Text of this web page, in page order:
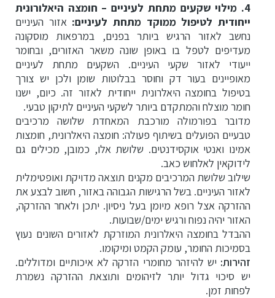
4. מילוי שקעים מתחת לעיניים – חומצה היאלורונית
ייחודית לטיפול ממוקד מתחת לעיניים: אזור העיניים
נחשב לאזור הרגיש ביותר בפנים, במרפאות מוסקונה
מעדיפים לטפל בו באופן שונה משאר האזורים, ובחומר
ייעודי לאזור שקעי העיניים. השקעים מתחת לעיניים
מאופיינים בעור דק וחוסר בבלוטות שומן ולכן יש צורך
בטיפול בחומצה היאלרונית ייחודית לאזור זה. כיום, ישנו
חומר מוצלח והמתקדם ביותר לשקעי העיניים לתיקון טבעי.
מדובר בפורמולה מורכבת המאחדת שלושה מרכיבים
טבעיים הפועלים בשיתוף פעולה: חומצה היאלרונית, חומצות
אמינו ואנטי אוקסידנטים. שלושת אלו, כמובן, מכילים גם
לידוקאין לאלחוש כאב.
שילוב שלושת המרכיבים מקנים תוצאה מדויקת ואופטימלית
לאזור העיניים. בשל הרגישות הגבוהה באזור, חשוב לבצע את
ההזרקה אצל רופא מיומן בעל ניסיון. יתכן ולאחר ההזרקה,
האזור יהיה נפוח ורגיש ימים/שבועות.
ההבדל בחומצה היאלרונית המוזרקת לאזורים השונים נעוץ
בסמיכות החומר, עומק הקמט ומיקומו.
זהירות: יש להיזהר מחומרי הזרקה לא איכותיים ומדוללים.
יש סיכוי גדול יותר לזיהומים ותוצאת ההזרקה נשמרת
לפחות זמן.